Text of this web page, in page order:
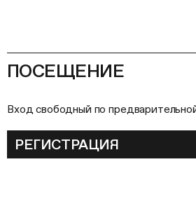
ПОСЕЩЕНИЕ
Вход свободный по
РЕГИСТРАЦИЯ